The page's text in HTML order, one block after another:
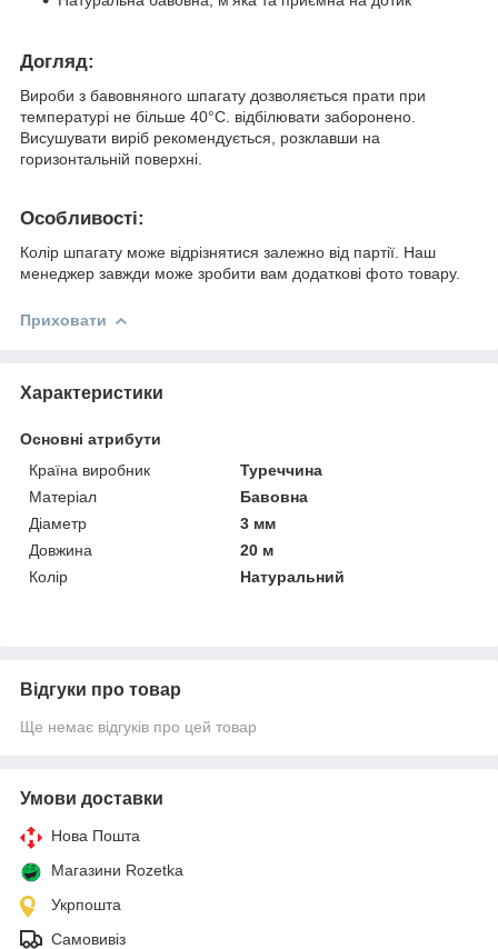
Догляд:
Вироби з бавовняного шпагату дозволяється прати при
температурі не більше 40°С. відбілювати заборонено.
Висушувати виріб рекомендується, розклавши на
горизонтальній поверхні.
Особливості:
Колір шпагату може відрізнятися залежно від партії. Наш
менеджер завжди може зробити вам додаткові фото товару.
Приховати
Характеристики
Основні атрибути
Країна виробник
Туреччина
Матеріал
Бавовна
Діаметр
3 мм
Довжина
20 м
Колір
Натуральний
Відгуки про товар
Ще немає відгуків про цей товар
Умови доставки
Нова Пошта
Магазини Rozetka
Укрпошта
Самовивіз